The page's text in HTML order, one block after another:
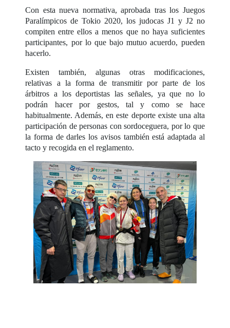
Con esta nueva normativa, aprobada tras los Juegos
Paralímpicos de Tokio 2020, los judocas J1 y J2 no
compiten entre ellos a menos que no haya suficientes
participantes, por lo que bajo mutuo acuerdo, pueden
hacerlo.
Existen también, algunas otras modificaciones,
relativas a la forma de transmitir por parte de los
árbitros a los deportistas las señales, ya que no lo
podrán hacer por gestos, tal y como se hace
habitualmente. Además, en este deporte existe una alta
participación de personas con sordoceguera, por lo que
la forma de darles los avisos también está adaptada al
tacto y recogida en el reglamento.